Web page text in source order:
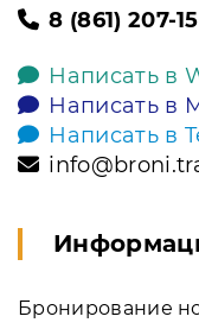
8 (861) 207-
Написать в
Написать в
Написать в
Бронирование